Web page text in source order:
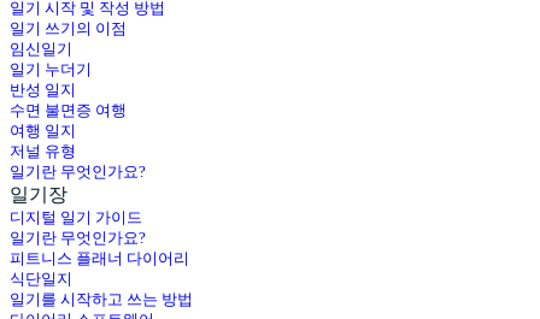
일기 시작 및 작성 방법
일기 쓰기의 이점
임신일기
일기 누더기
반성 일지
수면 불면증 여행
여행 일지
저널 유형
일기란 무엇인가요?
일기장
디지털 일기 가이드
일기란 무엇인가요?
피트니스 플래너 다이어리
식단일지
일기를 시작하고 쓰는 방법